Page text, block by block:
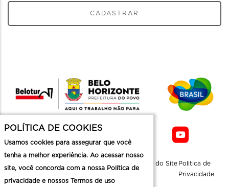
CADASTRAR
Mapa do Site Politica de
Privacidade
POLÍTICA DE COOKIES
Usamos cookies para assegurar que você
tenha a melhor experiência. Ao acessar nosso
site, você concorda com a nossa Política de
privacidade e nossos Termos de uso